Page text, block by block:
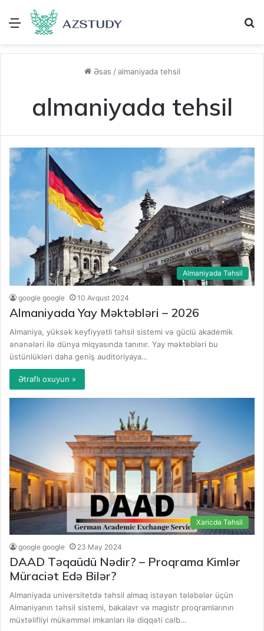
Menu
Əsas / almaniyada tehsil
almaniyada tehsil
Almaniyada Təhsil
google google 10 Avqust 2024
Almaniyada Yay Məktəbləri – 2026
Almaniya, yüksək keyfiyyətli təhsil sistemi və güclü akademik
ənənələri ilə dünya miqyasında tanınır. Yay məktəbləri bu
üstünlükləri daha geniş auditoriyaya…
Ətraflı oxuyun »
Xaricdə Təhsil
google google 23 May 2024
DAAD Təqaüdü Nədir? – Proqrama Kimlər
Müraciət Edə Bilər?
Almaniyada universitetdə təhsil almaq istəyən tələbələr üçün
Almaniyanın təhsil sistemi, bakalavr və magistr proqramlarının
müxtəlifliyi mükəmməl imkanları ilə diqqəti cəlb…